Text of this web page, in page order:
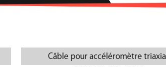
Câble pour accéléromètre triaxial